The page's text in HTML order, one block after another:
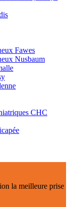
Fawes
Nusbaum
CHC
la meilleure prise